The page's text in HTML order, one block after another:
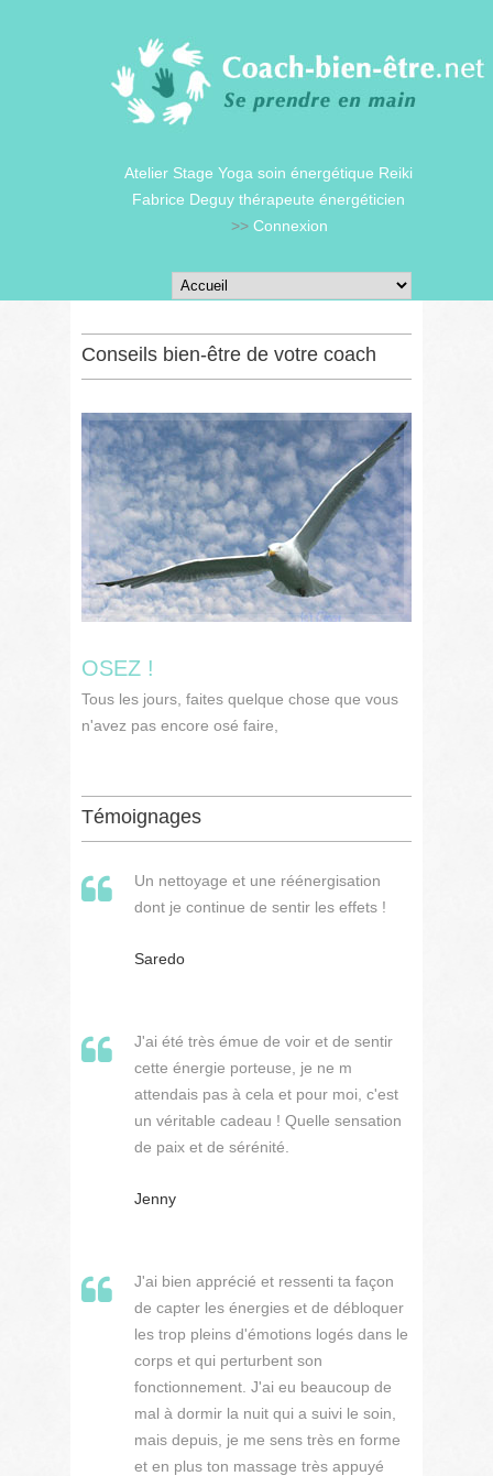
Atelier Stage Yoga soin énergétique Reiki
Fabrice Deguy thérapeute énergéticien
>> Connexion
Conseils bien-être de votre coach
OSEZ !
Tous les jours, faites quelque chose que vous
n'avez pas encore osé faire,
Témoignages
Un nettoyage et une réénergisation
dont je continue de sentir les effets !
Saredo
J'ai été très émue de voir et de sentir
cette énergie porteuse, je ne m
attendais pas à cela et pour moi, c'est
un véritable cadeau ! Quelle sensation
de paix et de sérénité.
Jenny
J'ai bien apprécié et ressenti ta façon
de capter les énergies et de débloquer
les trop pleins d'émotions logés dans le
corps et qui perturbent son
fonctionnement. J'ai eu beaucoup de
mal à dormir la nuit qui a suivi le soin,
mais depuis, je me sens très en forme
et en plus ton massage très appuyé